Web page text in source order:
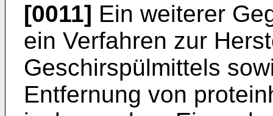
[0011] Ein weiterer
ein Verfahren zur
Geschirspülmittels
Entfernung von